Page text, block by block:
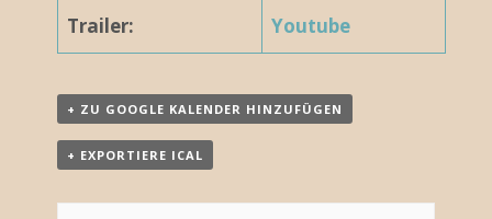
Trailer: Youtube
+ ZU GOOGLE KALENDER HINZUFÜGEN
+ EXPORTIERE ICAL